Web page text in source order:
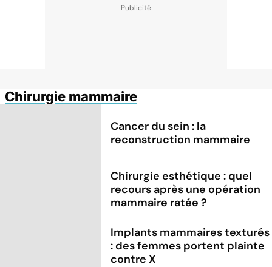
Chirurgie mammaire
Cancer du sein : la
reconstruction mammaire
Chirurgie esthétique : quel
recours après une opération
mammaire ratée ?
Implants mammaires texturés
: des femmes portent plainte
contre X